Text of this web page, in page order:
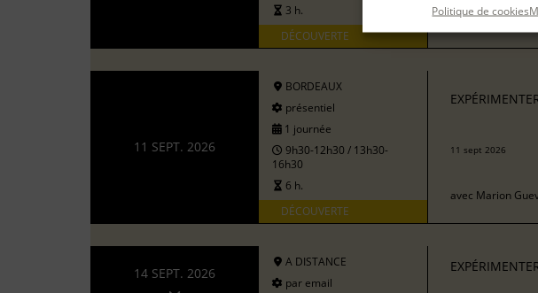
Politique de cookies
3 h.
DÉCOUVERTE
11 SEPT. 2026
BORDEAUX
présentiel
1 journée
9h30-12h30 / 13h30-
16h30
6 h.
DÉCOUVERTE
11 sept 2026
avec Marion
14 SEPT. 2026
A DISTANCE
par email